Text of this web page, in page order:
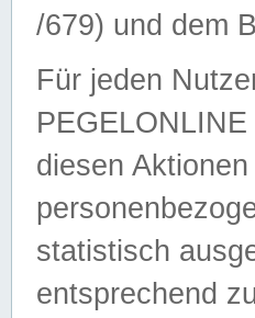
/679) und dem
Für jeden
diesen
statistisch
entsprechend